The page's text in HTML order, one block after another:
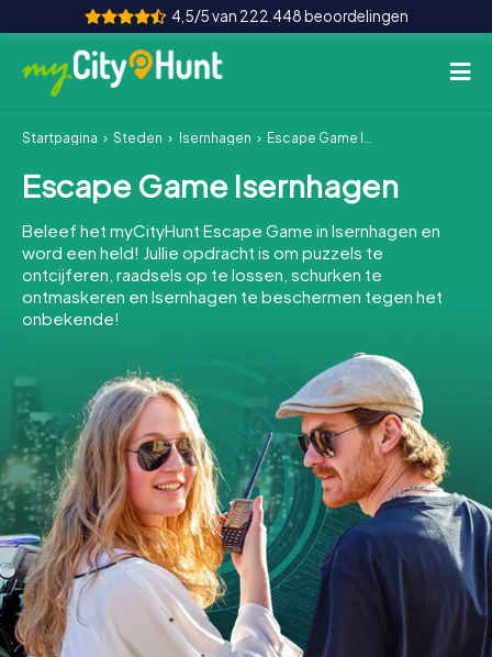
4,5/5 van 222.448 beoordelingen
Hoe het werkt
Steden
Tours
Teamevenement
INT AT CH
DE
ES
FR UK
IE
IT
NL
Boek tickets
Koop cadeaubonnen
Startpagina Steden Isernhagen Escape Game Isernhagen
Escape Game Isernhagen
Beleef het myCityHunt Escape Game in Isernhagen en
word een held! Jullie opdracht is om puzzels te
ontcijferen, raadsels op te lossen, schurken te
ontmaskeren en Isernhagen te beschermen tegen het
onbekende!